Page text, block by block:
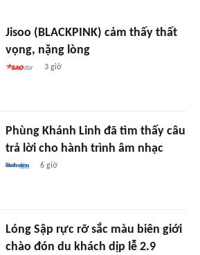
Jisoo (BLACKPINK) cảm thấy thất
vọng, nặng lòng
3 giờ
Phùng Khánh Linh đã tìm thấy câu
trả lời cho hành trình âm nhạc
6 giờ
Lóng Sập rực rỡ sắc màu biên giới
chào đón du khách dịp lễ 2.9